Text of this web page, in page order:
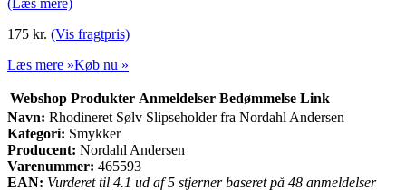
175 kr. (Vis fragtpris)
Læs mere »Køb nu »
Webshop Produkter Anmeldelser Bedømmelse Link
Navn: Rhodineret Sølv Slipseholder fra Nordahl Andersen
Kategori: Smykker
Producent: Nordahl Andersen
Varenummer: 465593
EAN: Vurderet til 4.1 ud af 5 stjerner baseret på 48 anmeldelser